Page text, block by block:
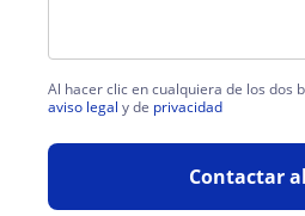
Al hacer clic en cualquiera de los dos
aviso legal y de privacidad
Contactar